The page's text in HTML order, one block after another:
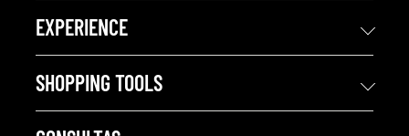
EXPERIENCE
SHOPPING TOOLS